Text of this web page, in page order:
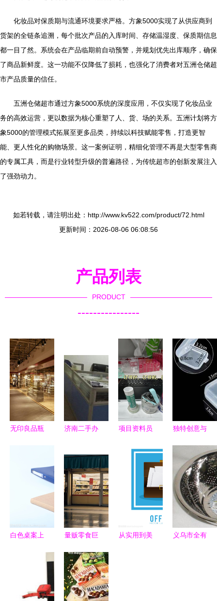
化妆品对保质期与流通环境要求严格。方象5000实现了从供应商到
货架的全链条追溯，每个批次产品的入库时间、存储温湿度、保质期信息
都一目了然。系统会在产品临期前自动预警，并规划优先出库顺序，确保
了商品新鲜度。这一功能不仅降低了损耗，也强化了消费者对五洲仓储超
市产品质量的信任。
五洲仓储超市通过方象5000系统的深度应用，不仅实现了化妆品业
务的高效运营，更以数据为核心重塑了人、货、场的关系。五洲计划将方
象5000的管理模式拓展至更多品类，持续以科技赋能零售，打造更智
能、更人性化的购物场景。这一案例证明，精细化管理不再是大型零售商
的专属工具，而是行业转型升级的普遍路径，为传统超市的创新发展注入
了强劲动力。
如若转载，请注明出处：http://www.kv522.com/product/72.html
更新时间：2026-08-06 06:08:56
产品列表
PRODUCT
----------------
无印良品瓶
疑云背后的
反思
济南二手办
如何在二手
交易中采购
办公物品？
项目资料员
手指南！
独特创意与
大面条耳机
与化妆品的
出位联名
白色桌案上
事业的日常
量贩零食巨
线 日用百
货无人问，
社区超市何
从实用到美
义乌市全有